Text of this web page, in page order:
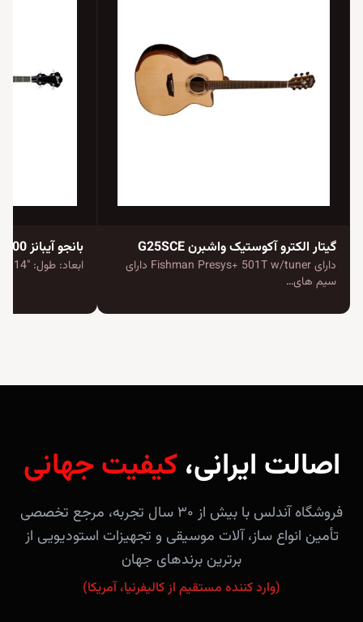
گیتار الکترو آکوستیک واشبرن G25SCE
دارای Fishman Presys+ 501T w/tuner دارای
سیم های…
بانجو آیبانز B200
ابعاد: طول: "14 | عرض: "14 | عمق:…
اصالت ایرانی،کیفیت جهانی
فروشگاه آندلس با بیش از ۳۰ سال تجربه، مرجع تخصصی
تأمین انواع ساز، آلات موسیقی و تجهیزات استودیویی از
برترین برندهای جهان
(وارد کننده مستقیم از کالیفرنیا، آمریکا)